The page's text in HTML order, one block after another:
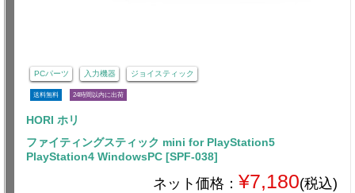
PCパーツ 入力機器 ジョイスティック
送料無料 24時間以内に出荷
HORI ホリ
ファイティングスティック mini for PlayStation5
PlayStation4 WindowsPC [SPF-038]
ネット価格： ¥7,180(税込)